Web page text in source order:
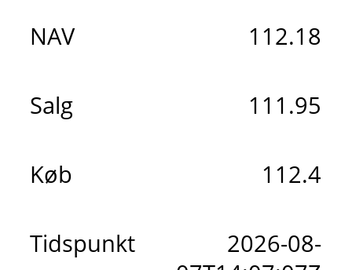
NAV 112.18
Salg 111.95
Køb 112.4
Tidspunkt
2026-08-